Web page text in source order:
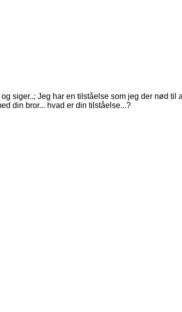
siger..; Jeg har en tilståelse som jeg der nød til
din bror... hvad er din tilståelse...?